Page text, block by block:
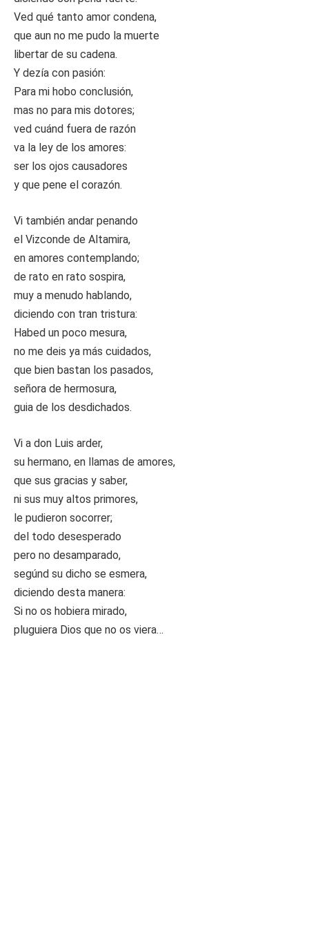
Ved qué tanto amor condena,
que aun no me pudo la muerte
libertar de su cadena.
Y dezía con pasión:
Para mi hobo conclusión,
mas no para mis dotores;
ved cuánd fuera de razón
va la ley de los amores:
ser los ojos causadores
y que pene el corazón.
Vi también andar penando
el Vizconde de Altamira,
en amores contemplando;
de rato en rato sospira,
muy a menudo hablando,
diciendo con tran tristura:
Habed un poco mesura,
no me deis ya más cuidados,
que bien bastan los pasados,
señora de hermosura,
guia de los desdichados.
Vi a don Luis arder,
su hermano, en llamas de amores,
que sus gracias y saber,
ni sus muy altos primores,
le pudieron socorrer;
del todo desesperado
pero no desamparado,
segúnd su dicho se esmera,
diciendo desta manera:
Si no os hobiera mirado,
pluguiera Dios que no os viera…